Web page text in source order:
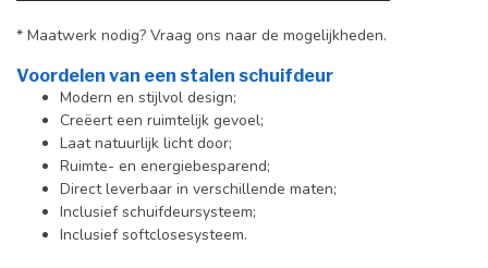
* Maatwerk nodig? Vraag ons naar de mogelijkheden.
Voordelen van een stalen schuifdeur
Modern en stijlvol design;
Creëert een ruimtelijk gevoel;
Laat natuurlijk licht door;
Ruimte- en energiebesparend;
Direct leverbaar in verschillende maten;
Inclusief schuifdeursysteem;
Inclusief softclosesysteem.